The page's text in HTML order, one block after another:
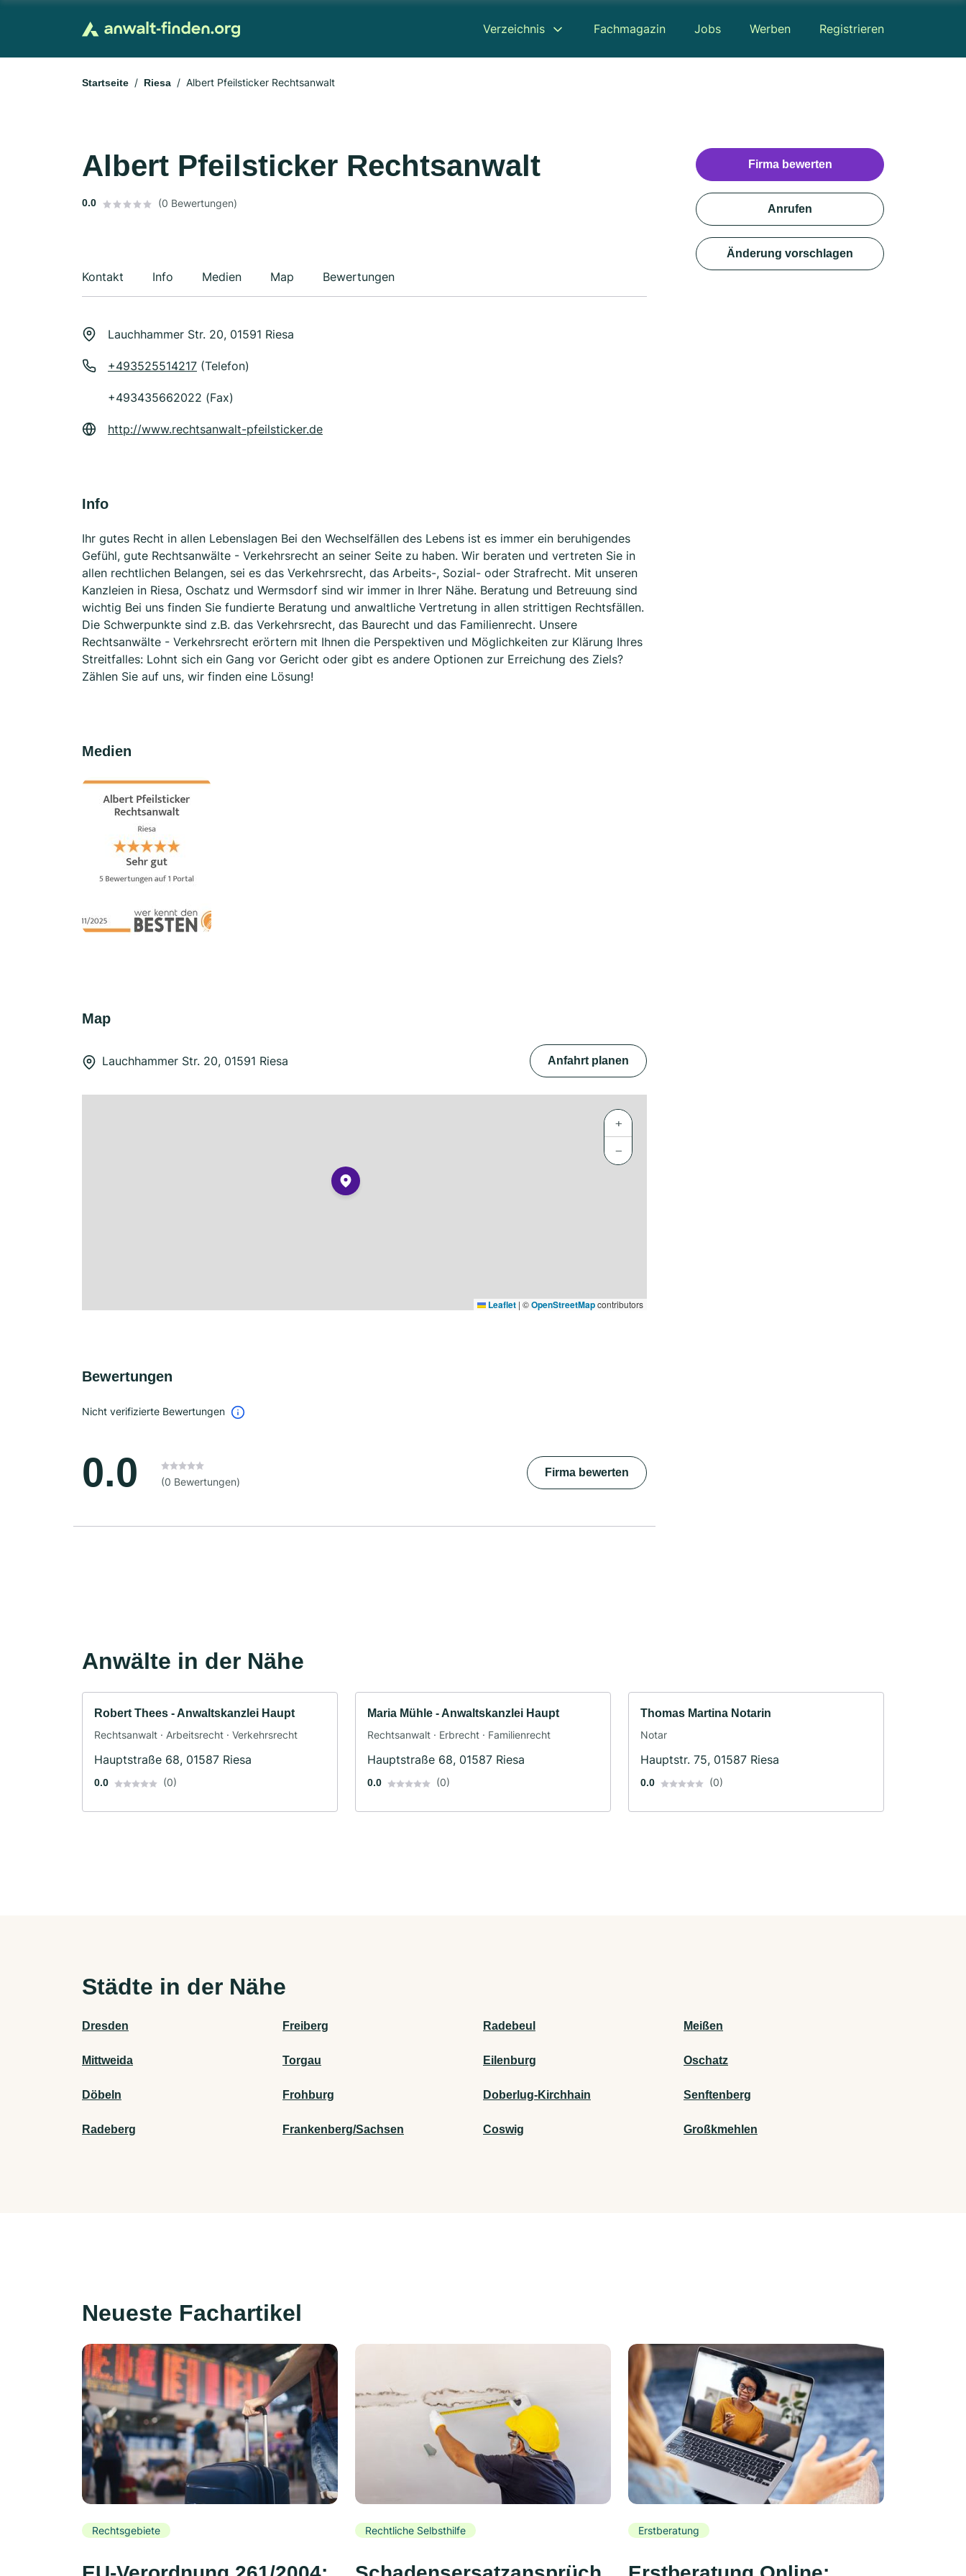
Verzeichnis Fachmagazin Jobs Werben Registrieren
Startseite Riesa Albert Pfeilsticker Rechtsanwalt
Albert Pfeilsticker Rechtsanwalt
0.0 (0 Bewertungen)
Kontakt Info Medien Map Bewertungen
Lauchhammer Str. 20, 01591 Riesa
+493525514217 (Telefon)
+493435662022 (Fax)
http://www.rechtsanwalt-pfeilsticker.de
Info
Ihr gutes Recht in allen Lebenslagen Bei den Wechselfällen des Lebens ist es immer ein beruhigendes
Gefühl, gute Rechtsanwälte - Verkehrsrecht an seiner Seite zu haben. Wir beraten und vertreten Sie in
allen rechtlichen Belangen, sei es das Verkehrsrecht, das Arbeits-, Sozial- oder Strafrecht. Mit unseren
Kanzleien in Riesa, Oschatz und Wermsdorf sind wir immer in Ihrer Nähe. Beratung und Betreuung sind
wichtig Bei uns finden Sie fundierte Beratung und anwaltliche Vertretung in allen strittigen Rechtsfällen.
Die Schwerpunkte sind z.B. das Verkehrsrecht, das Baurecht und das Familienrecht. Unsere
Rechtsanwälte - Verkehrsrecht erörtern mit Ihnen die Perspektiven und Möglichkeiten zur Klärung Ihres
Streitfalles: Lohnt sich ein Gang vor Gericht oder gibt es andere Optionen zur Erreichung des Ziels?
Zählen Sie auf uns, wir finden eine Lösung!
Medien
Map
Lauchhammer Str. 20, 01591 Riesa Anfahrt planen
+
−
Leaflet | ©OpenStreetMapcontributors
Bewertungen
Nicht verifizierte Bewertungen
0.0 (0 Bewertungen)
Firma bewerten
Firma bewerten
Anrufen
Änderung vorschlagen
Anwälte in der Nähe
Robert Thees - Anwaltskanzlei Haupt
Rechtsanwalt · Arbeitsrecht · Verkehrsrecht
Hauptstraße 68, 01587 Riesa
0.0 (0)
Maria Mühle - Anwaltskanzlei Haupt
Rechtsanwalt · Erbrecht · Familienrecht
Hauptstraße 68, 01587 Riesa
0.0 (0)
Thomas Martina Notarin
Notar
Hauptstr. 75, 01587 Riesa
0.0 (0)
Städte in der Nähe
Dresden Freiberg Radebeul Meißen
Mittweida Torgau Eilenburg Oschatz
Döbeln Frohburg Doberlug-Kirchhain Senftenberg
Radeberg Frankenberg/Sachsen Coswig Großkmehlen
Neueste Fachartikel
Rechtsgebiete Rechtliche Selbsthilfe Erstberatung